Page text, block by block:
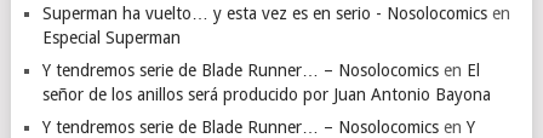
Superman ha vuelto… y esta vez es en serio - Nosolocomicsen
Especial Superman
Y tendremos serie de Blade Runner… – Nosolocomicsen El
señor de los anillos será producido por Juan Antonio Bayona
Y tendremos serie de Blade Runner… – Nosolocomicsen Y